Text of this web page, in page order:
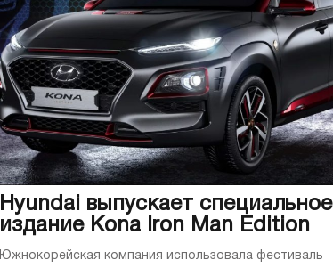
Hyundai выпускает специальное
издание Kona Iron Man Edition
Южнокорейская компания использовала фестиваль